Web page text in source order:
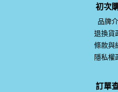
初次
品牌
退換貨
條款與
隱私權
訂單